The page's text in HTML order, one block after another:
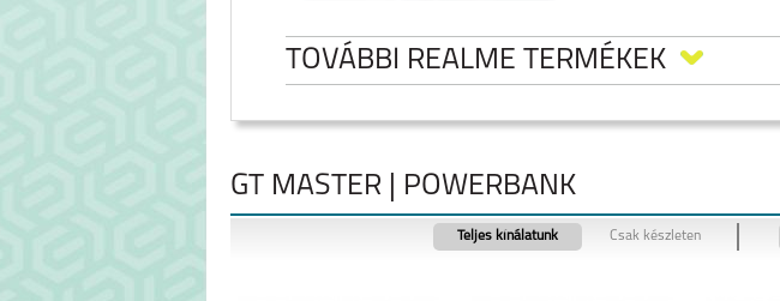
TOVÁBBI REALME TERMÉKEK
GT MASTER | POWERBANK
Teljes kínálatunk Csak készleten